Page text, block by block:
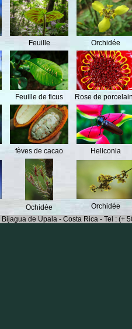
Feuille Orchidée
Feuille de ficus Rose de
fèves de cacao Heliconia
Ochidée
Orchidée
de Upala - Costa Rica - Tel : (+